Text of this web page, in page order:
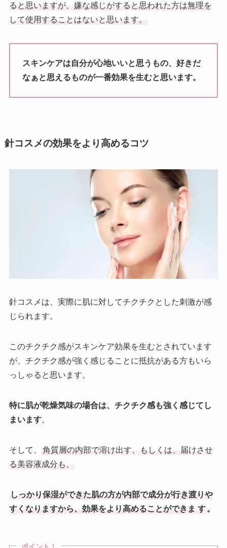
ると思いますが、嫌な感じがすると思われた方は無理を
して使用することはないと思います。
スキンケアは自分が心地いいと思うもの、好きだ
なぁと思えるものが一番効果を生むと思います。
針コスメの効果をより高めるコツ
針コスメは、実際に肌に対してチクチクとした刺激が感
じられます。
このチクチク感がスキンケア効果を生むとされています
が、チクチク感が強く感じることに抵抗がある方もいら
っしゃると思います。
特に肌が乾燥気味の場合は、チクチク感も強く感じてし
まいます。
そして、
角質層の内部で溶け出す、もしくは、届けさせ
る美容液成分も、
しっかり保湿ができた肌の方が内部で成分が行き渡りや
すくなりますから、効果をより高めることができま す。